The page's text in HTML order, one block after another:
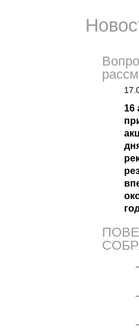
16